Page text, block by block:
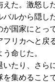
えた。激怒し
ルから隠し
国家にとっ
フリカへと戻
命じた。
たり、さら
集めること